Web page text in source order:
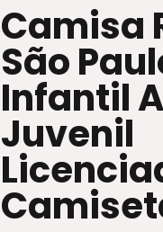
Camisa
São
Infantil
Juvenil